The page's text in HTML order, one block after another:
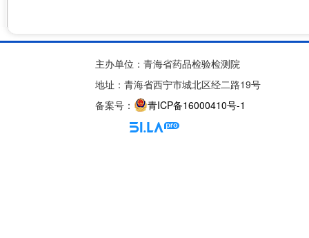
主办单位：青海省药品检验检测院
地址：青海省西宁市城北区经二路19号
备案号：
青ICP备16000410号-1